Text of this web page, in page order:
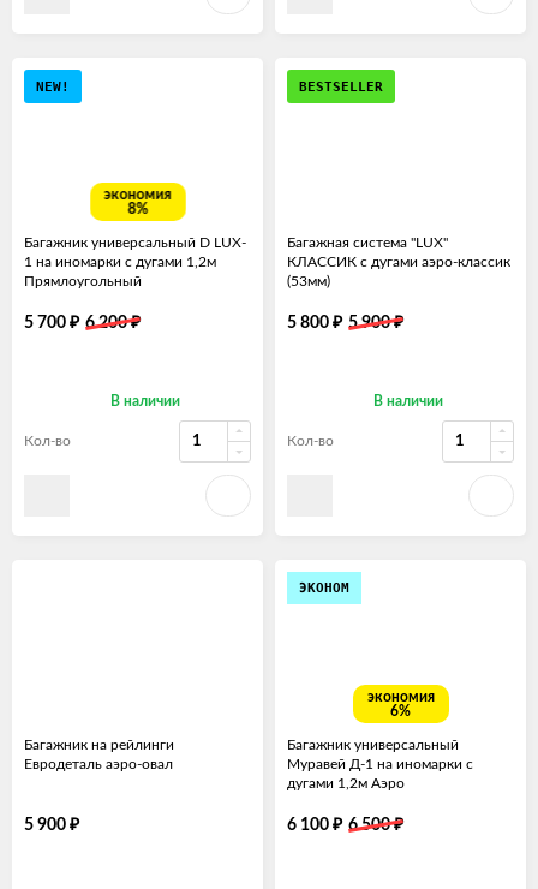
NEW!
экономия
8%
Багажник универсальный D LUX-
1 на иномарки с дугами 1,2м
Прямлоугольный
5 700 ₽ 6 200₽
В наличии
Кол-во
BESTSELLER
Багажная система "LUX"
КЛАССИК с дугами аэро-классик
(53мм)
5 800 ₽ 5 900₽
В наличии
Кол-во
Багажник на рейлинги
Евродеталь аэро-овал
5 900 ₽
ЭКОНОМ
экономия
6%
Багажник универсальный
Муравей Д-1 на иномарки с
дугами 1,2м Аэро
6 100 ₽ 6 500₽